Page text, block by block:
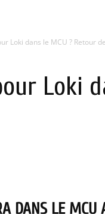
Loki dans le MCU ? Retour
Loki
DANS LE